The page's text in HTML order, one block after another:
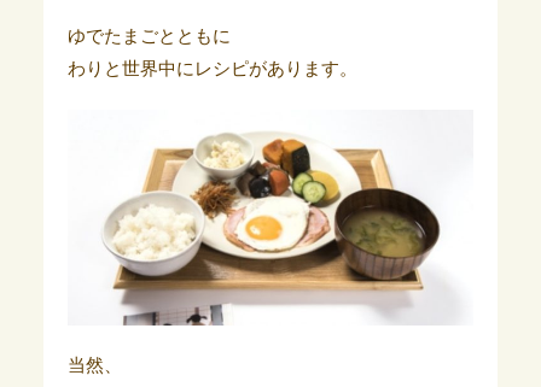
ゆでたまごとともに
わりと世界中にレシピがあります。
当然、